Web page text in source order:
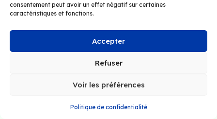
consentement peut avoir un effet négatif sur certaines
caractéristiques et fonctions.
Accepter
Refuser
Voir les préférences
Politique de confidentialité
Une expérience touristique